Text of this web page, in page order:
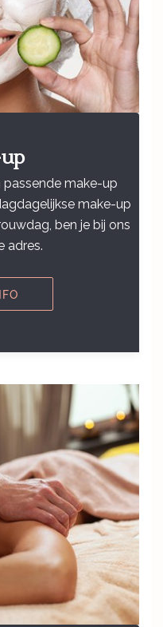
make-up
make-up
ben je bij ons
adres.